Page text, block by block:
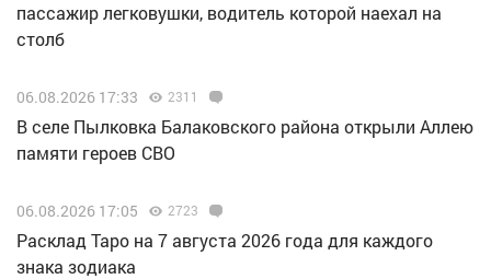
пассажир легковушки, водитель которой наехал на
столб
06.08.2026 17:33 2311
В селе Пылковка Балаковского района открыли Аллею
памяти героев СВО
06.08.2026 17:05 2723
Расклад Таро на 7 августа 2026 года для каждого
знака зодиака